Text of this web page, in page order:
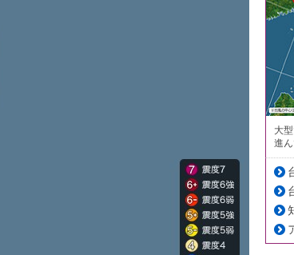
大
進